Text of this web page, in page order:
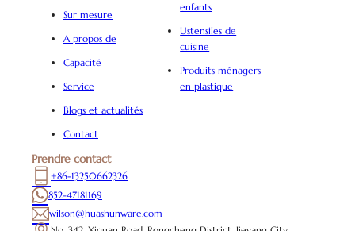
Sur mesure
A propos de
Capacité
Service
Blogs et actualités
Contact
enfants
Ustensiles de
cuisine
Produits ménagers
en plastique
Prendre contact
+86-13250662326
852-47181169
wilson@huashunware.com